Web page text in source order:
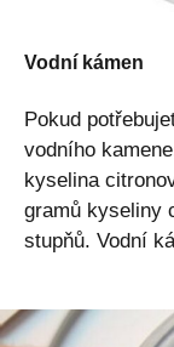
Vodní kámen
Pokud
vodního
kyselina
gramů kyseliny
stupňů. Vodní